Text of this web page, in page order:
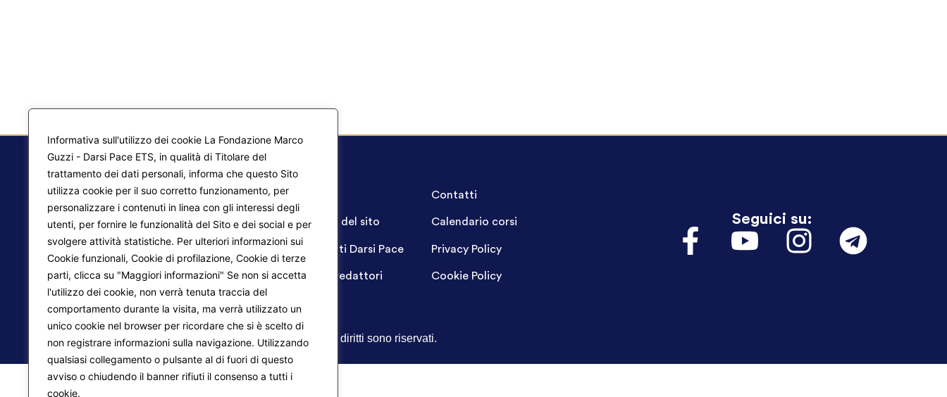
Informativa sull'utilizzo dei cookie La Fondazione Marco
Guzzi - Darsi Pace ETS, in qualità di Titolare del
trattamento dei dati personali, informa che questo Sito
utilizza cookie per il suo corretto funzionamento, per
personalizzare i contenuti in linea con gli interessi degli
utenti, per fornire le funzionalità del Sito e dei social e per
svolgere attività statistiche. Per ulteriori informazioni sui
Cookie funzionali, Cookie di profilazione, Cookie di terze
parti, clicca su "Maggiori informazioni" Se non si accetta
l'utilizzo dei cookie, non verrà tenuta traccia del
comportamento durante la visita, ma verrà utilizzato un
unico cookie nel browser per ricordare che si è scelto di
non registrare informazioni sulla navigazione. Utilizzando
qualsiasi collegamento o pulsante al di fuori di questo
avviso o chiudendo il banner rifiuti il consenso a tutti i
cookie.
Liberazione interiore
Trasformazione del mondo
Mappa del sito
Progetti Darsi Pace
Login redattori
Contatti
Calendario corsi
Privacy Policy
Cookie Policy
Seguici su:
© 2026Fondazione Marco Guzzi – Darsi Pace ETS. Tutti i diritti sono riservati.